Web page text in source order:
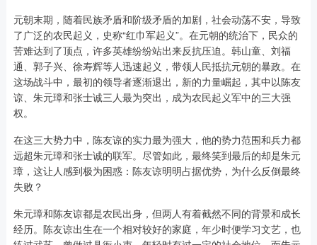
元朝末期，随着民族矛盾和阶级矛盾的加剧，社会动荡不安，导致
了广泛的农民起义，史称“红巾军起义”。在元朝的统治下，民众的
苦难达到了顶点，许多英雄纷纷站出来反抗压迫。韩山童、刘福
通、郭子兴、徐寿辉等人迅速起义，带领人民抵抗元朝的暴政。在
这场战斗中，最初的领导者逐渐退出，新的力量崛起，其中以陈友
谅、朱元璋和张士诚三人最为突出，成为农民起义军中的三大强
权。
在这三大势力中，陈友谅的实力最为强大，他的势力范围和兵力都
远超朱元璋和张士诚的联军。尽管如此，最终笑到最后的却是朱元
璋，这让人感到极为困惑：陈友谅明明占据优势，为什么反倒最终
失败？
朱元璋和陈友谅都是农民出身，但两人有着截然不同的背景和成长
经历。陈友谅出生在一个相对较好的家庭，年少时便学习文艺，也